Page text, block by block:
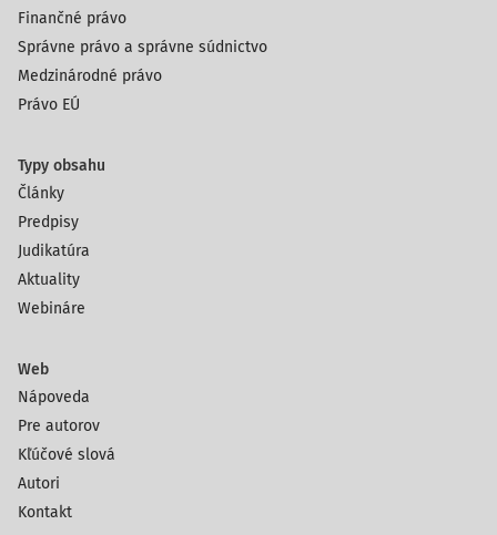
Finančné právo
Správne právo a správne súdnictvo
Medzinárodné právo
Právo EÚ
Typy obsahu
Články
Predpisy
Judikatúra
Aktuality
Webináre
Web
Nápoveda
Pre autorov
Kľúčové slová
Autori
Kontakt